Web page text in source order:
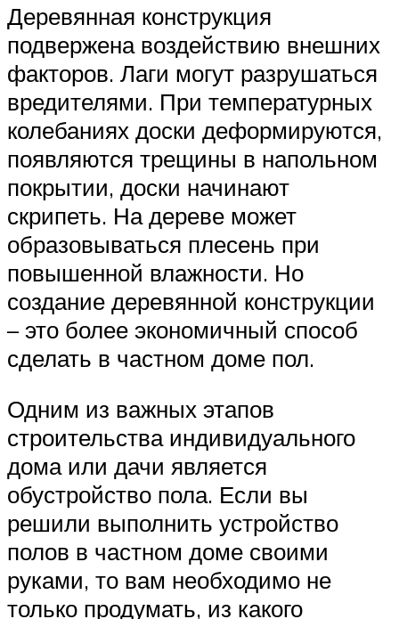
Деревянная конструкция
подвержена воздействию внешних
факторов. Лаги могут разрушаться
вредителями. При температурных
колебаниях доски деформируются,
появляются трещины в напольном
покрытии, доски начинают
скрипеть. На дереве может
образовываться плесень при
повышенной влажности. Но
создание деревянной конструкции
– это более экономичный способ
сделать в частном доме пол.
Одним из важных этапов
строительства индивидуального
дома или дачи является
обустройство пола. Если вы
решили выполнить устройство
полов в частном доме своими
руками, то вам необходимо не
только продумать, из какого